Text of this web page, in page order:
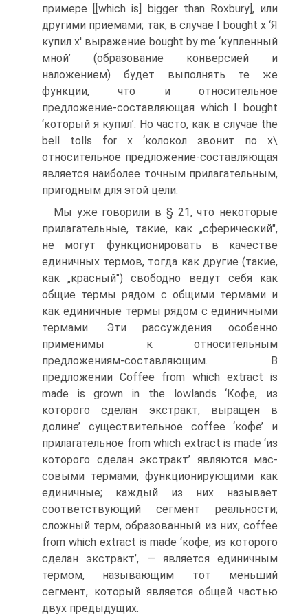
примере [[which is] bigger than Roxbury], или
другими приемами; так, в случае I bought х ‘Я
купил х' выра­жение bought by me ‘купленный
мной’ (образование конверсией и
наложением) будет выполнять те же
функции, что и относи­тельное
предложение-составляющая which I bought
‘который я ку­пил’. Но часто, как в случае the
bell tolls for x ‘колокол звонит по х\
относительное предложение-составляющая
является наибо­лее точным прилагательным,
пригодным для этой цели.
Мы уже говорили в § 21, что некоторые
прилагательные, такие, как „сферический",
не могут функционировать в качестве
единич­ных термов, тогда как другие (такие,
как „красный") свободно ведут себя как
общие термы рядом с общими термами и
как еди­ничные термы рядом с единичными
термами. Эти рассуждения особенно
применимы к относительным
предложениям-составляю­щим. В
предложении Coffee from which extract is
made is grown in the lowlands ‘Кофе, из
которого сделан экстракт, выращен в
долине’ существительное coffee ‘кофе’ и
прилагательное from which extract is made ‘из
которого сделан экстракт’ являются мас­
совыми термами, функционирующими как
единичные; каждый из них называет
соответствующий сегмент реальности;
сложный терм, образованный из них, coffee
from which extract is made ‘кофе, из которого
сделан экстракт’, — является единичным
термом, назы­вающим тот меньший
сегмент, который является общей частью
двух предыдущих.